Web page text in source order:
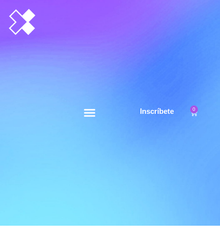
Inscríbete 0